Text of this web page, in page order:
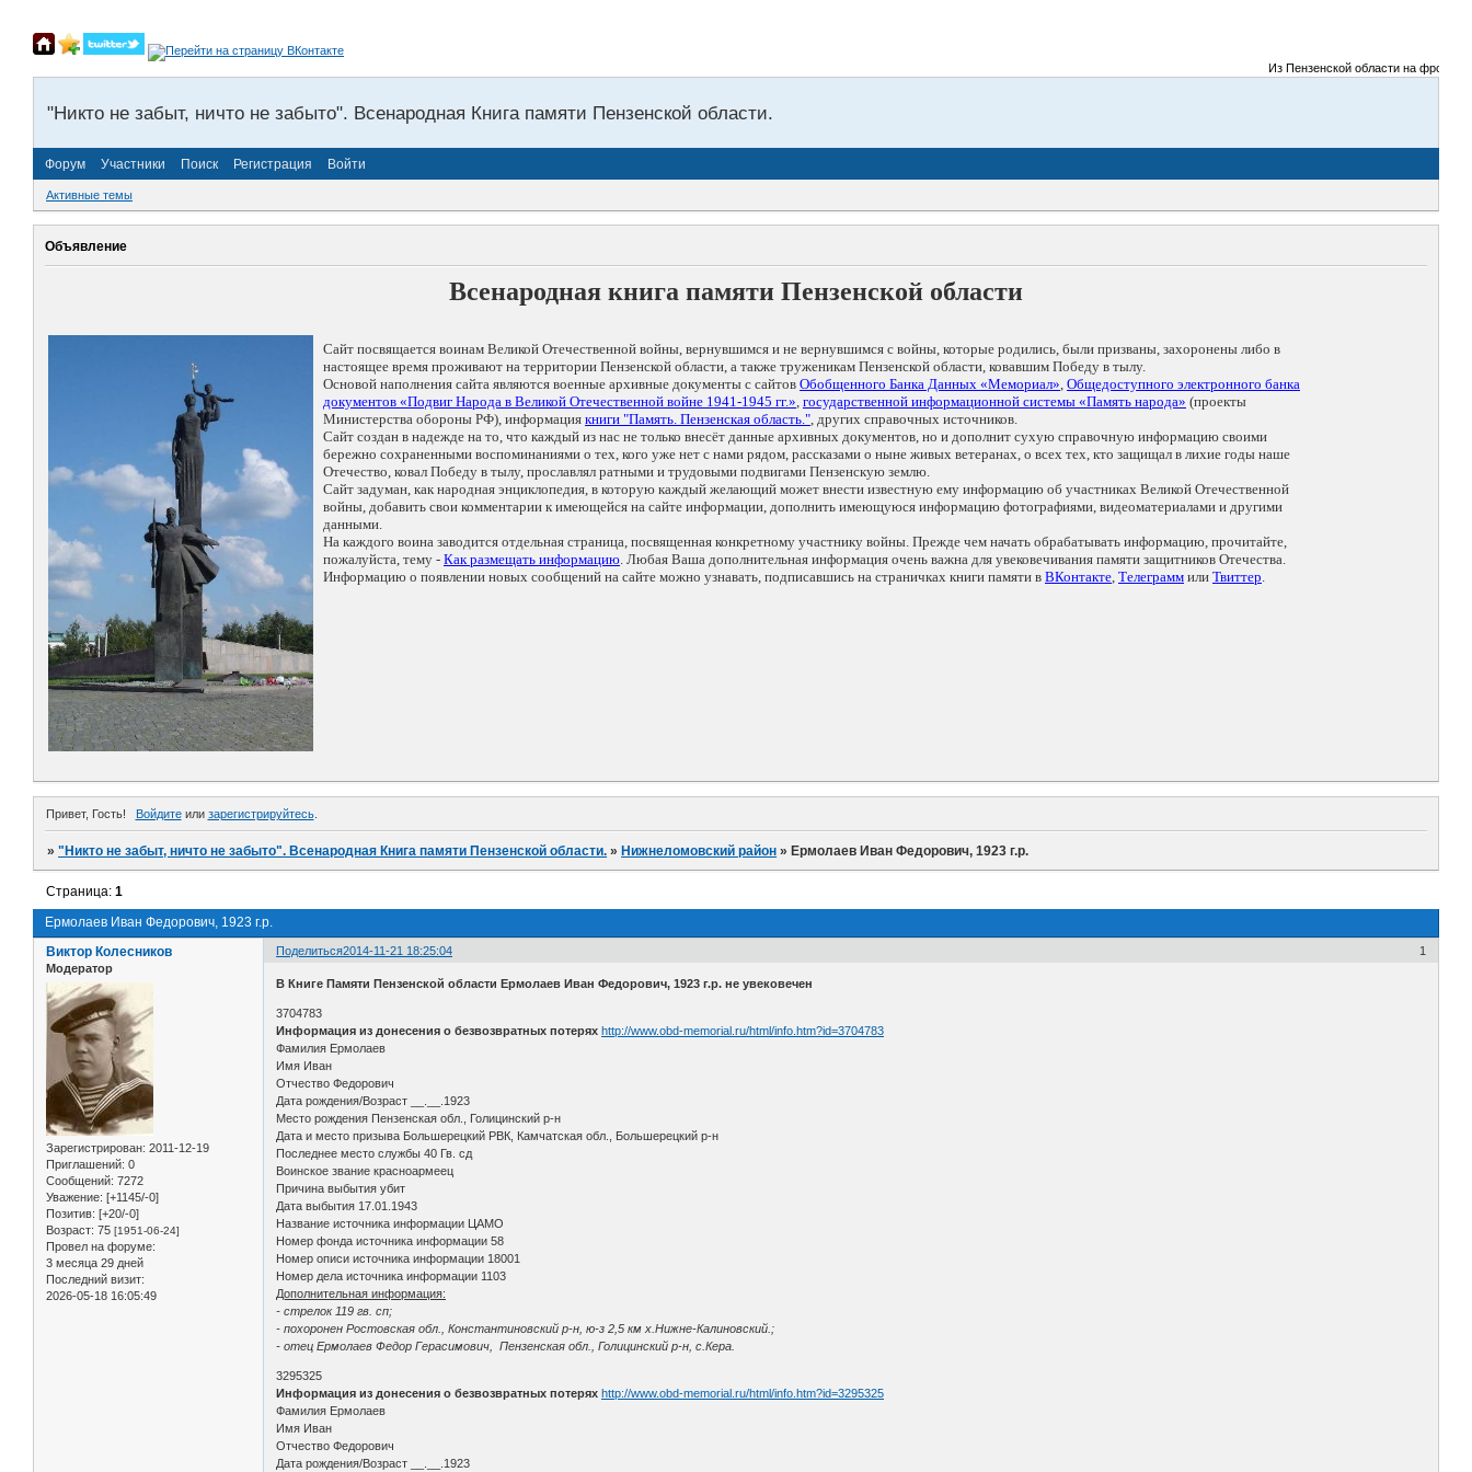
Из Пензенской области на фронты
"Никто не забыт, ничто не забыто". Всенародная Книга памяти Пензенской области.
Форум Участники Поиск Регистрация Войти
Активные темы
Объявление
Всенародная книга памяти Пензенской области
Сайт посвящается воинам Великой Отечественной войны, вернувшимся и не вернувшимся с войны, которые родились, были призваны, захоронены либо в
настоящее время проживают на территории Пензенской области, а также труженикам Пензенской области, ковавшим Победу в тылу.
Основой наполнения сайта являются военные архивные документы с сайтов Обобщенного Банка Данных «Мемориал», Общедоступного электронного банка
документов «Подвиг Народа в Великой Отечественной войне 1941-1945 гг.», государственной информационной системы «Память народа» (проекты
Министерства обороны РФ), информация книги "Память. Пензенская область.", других справочных источников.
Сайт создан в надежде на то, что каждый из нас не только внесёт данные архивных документов, но и дополнит сухую справочную информацию своими
бережно сохраненными воспоминаниями о тех, кого уже нет с нами рядом, рассказами о ныне живых ветеранах, о всех тех, кто защищал в лихие годы наше
Отечество, ковал Победу в тылу, прославлял ратными и трудовыми подвигами Пензенскую землю.
Сайт задуман, как народная энциклопедия, в которую каждый желающий может внести известную ему информацию об участниках Великой Отечественной
войны, добавить свои комментарии к имеющейся на сайте информации, дополнить имеющуюся информацию фотографиями, видеоматериалами и другими
данными.
На каждого воина заводится отдельная страница, посвященная конкретному участнику войны. Прежде чем начать обрабатывать информацию, прочитайте,
пожалуйста, тему - Как размещать информацию. Любая Ваша дополнительная информация очень важна для увековечивания памяти защитников Отечества.
Информацию о появлении новых сообщений на сайте можно узнавать, подписавшись на страничках книги памяти в ВКонтакте, Телеграмм или Твиттер.
Привет, Гость! Войдитеили зарегистрируйтесь.
»"Никто не забыт, ничто не забыто". Всенародная Книга памяти Пензенской области. » Нижнеломовский район » Ермолаев Иван Федорович, 1923 г.р.
Ермолаев Иван Федорович, 1923 г.р.
Страница:1
Поделиться 1
2014-11-21 18:25:04
Виктор Колесников
Модератор
Зарегистрирован: 2011-12-19
Приглашений: 0
Сообщений: 7272
Уважение: [+1145/-0]
Позитив: [+20/-0]
Возраст: 75 [1951-06-24]
Провел на форуме:
3 месяца 29 дней
Последний визит:
2026-05-18 16:05:49
В Книге Памяти Пензенской области Ермолаев Иван Федорович, 1923 г.р. не увековечен
3704783
Информация из донесения о безвозвратных потерях http://www.obd-memorial.ru/html/info.htm?id=3704783
Фамилия Ермолаев
Имя Иван
Отчество Федорович
Дата рождения/Возраст __.__.1923
Место рождения Пензенская обл., Голицинский р-н
Дата и место призыва Большерецкий РВК, Камчатская обл., Большерецкий р-н
Последнее место службы 40 Гв. сд
Воинское звание красноармеец
Причина выбытия убит
Дата выбытия 17.01.1943
Название источника информации ЦАМО
Номер фонда источника информации 58
Номер описи источника информации 18001
Номер дела источника информации 1103
Дополнительная информация:
- стрелок 119 гв. сп;
- похоронен Ростовская обл., Константиновский р-н, ю-з 2,5 км х.Нижне-Калиновский.;
- отец Ермолаев Федор Герасимович, Пензенская обл., Голицинский р-н, с.Кера.
3295325
Информация из донесения о безвозвратных потерях http://www.obd-memorial.ru/html/info.htm?id=3295325
Фамилия Ермолаев
Имя Иван
Отчество Федорович
Дата рождения/Возраст __.__.1923